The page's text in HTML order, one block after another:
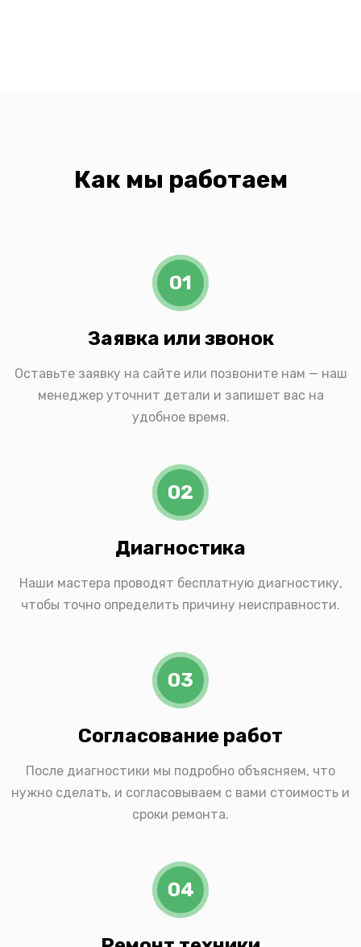
Как мы работаем
01
Заявка или звонок
Оставьте заявку на сайте или позвоните нам — наш
менеджер уточнит детали и запишет вас на
удобное время.
02
Диагностика
Наши мастера проводят бесплатную диагностику,
чтобы точно определить причину неисправности.
03
Согласование работ
После диагностики мы подробно объясняем, что
нужно сделать, и согласовываем с вами стоимость и
сроки ремонта.
04